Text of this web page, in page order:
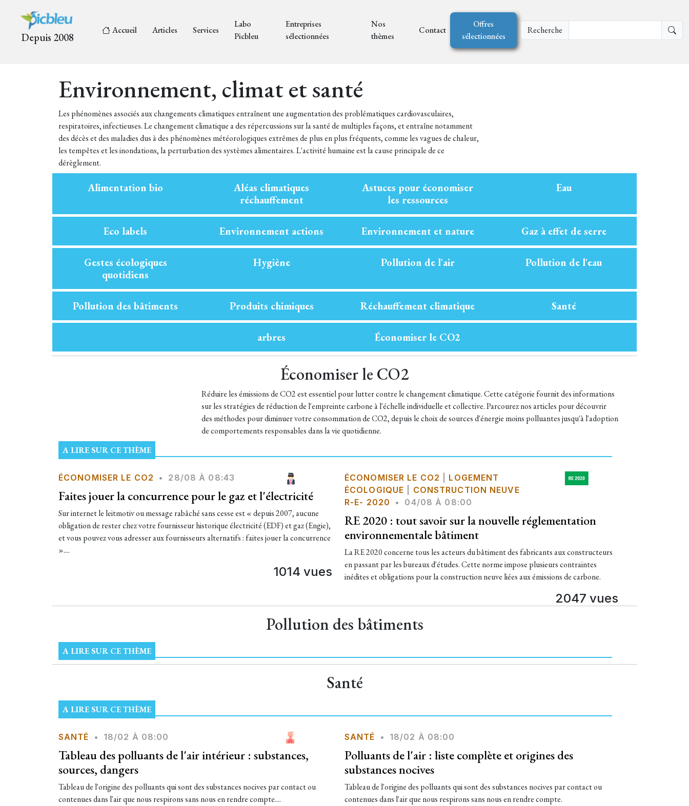
Depuis 2008
Accueil Articles Services
Labo
Picbleu
Entreprises
sélectionnées
Nos
thèmes
Contact
Offres
sélectionnées
Recherche
Environnement, climat et santé
Les phénomènes associés aux changements climatiques entraînent une augmentation des problématiques cardiovasculaires,
respiratoires, infectieuses. Le changement climatique a des répercussions sur la santé de multiples façons, et entraîne notamment
des décès et des maladies dus à des phénomènes météorologiques extrêmes de plus en plus fréquents, comme les vagues de chaleur,
les tempêtes et les inondations, la perturbation des systèmes alimentaires. L'activité humaine est la cause principale de ce
dérèglement.
Alimentation bio
Aléas climatiques
réchauffement
Astuces pour économiser
les ressources
Eau
Eco labels Environnement actions Environnement et nature Gaz à effet de serre
Gestes écologiques
quotidiens
Hygiène Pollution de l'air Pollution de l'eau
Pollution des bâtiments Produits chimiques Réchauffement climatique Santé
arbres Économiser le CO2
Économiser le CO2
Réduire les émissions de CO2 est essentiel pour lutter contre le changement climatique. Cette catégorie fournit des informations
sur les stratégies de réduction de l'empreinte carbone à l'échelle individuelle et collective. Parcourez nos articles pour découvrir
des méthodes pour diminuer votre consommation de CO2, depuis le choix de sources d'énergie moins polluantes jusqu'à l'adoption
de comportements responsables dans la vie quotidienne.
A LIRE SUR CE THÈME
ÉCONOMISER LE CO2 • 28/08 À 08:43
Faites jouer la concurrence pour le gaz et l'électricité
Sur internet le leitmotiv ou message rabâché sans cesse est « depuis 2007, aucune
obligation de rester chez votre fournisseur historique électricité (EDF) et gaz (Engie),
et vous pouvez vous adresser aux fournisseurs alternatifs : faites jouer la concurrence
»....
1014 vues
ÉCONOMISER LE CO2
LOGEMENT
ÉCOLOGIQUE
CONSTRUCTION NEUVE
R-E- 2020
• 04/08 À 08:00
RE 2020 : tout savoir sur la nouvelle réglementation
environnementale bâtiment
La RE 2020 concerne tous les acteurs du bâtiment des fabricants aux constructeurs
en passant par les bureaux d'études. Cette norme impose plusieurs contraintes
inédites et obligations pour la construction neuve liées aux émissions de carbone.
2047 vues
Pollution des bâtiments
A LIRE SUR CE THÈME
Santé
A LIRE SUR CE THÈME
SANTÉ • 18/02 À 08:00
Tableau des polluants de l'air intérieur : substances,
sources, dangers
Tableau de l'origine des polluants qui sont des substances nocives par contact ou
contenues dans l'air que nous respirons sans nous en rendre compte....
SANTÉ • 18/02 À 08:00
Polluants de l'air : liste complète et origines des
substances nocives
Tableau de l'origine des polluants qui sont des substances nocives par contact ou
contenues dans l'air que nous respirons sans nous en rendre compte.